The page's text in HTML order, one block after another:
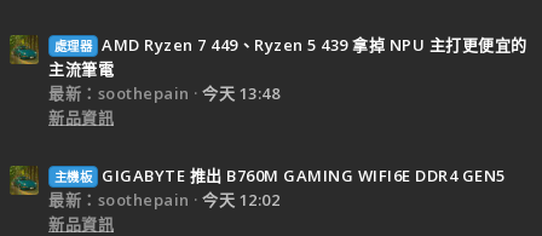
處理器 AMD Ryzen 7 449、Ryzen 5 439 拿掉 NPU 主打更便宜的
主流筆電
最新：soothepain
今天 13:48
新品資訊
主機板
GIGABYTE 推出 B760M GAMING WIFI6E DDR4 GEN5
最新：soothepain
今天 12:02
新品資訊